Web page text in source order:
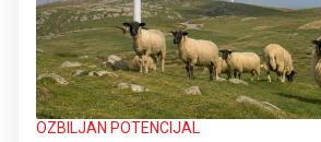
OZBILJAN POTENCIJAL